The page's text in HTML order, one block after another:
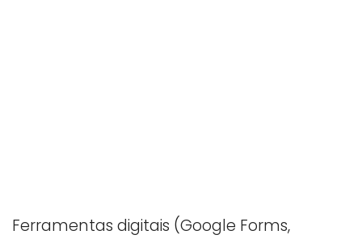
Ferramentas digitais (Google Forms,